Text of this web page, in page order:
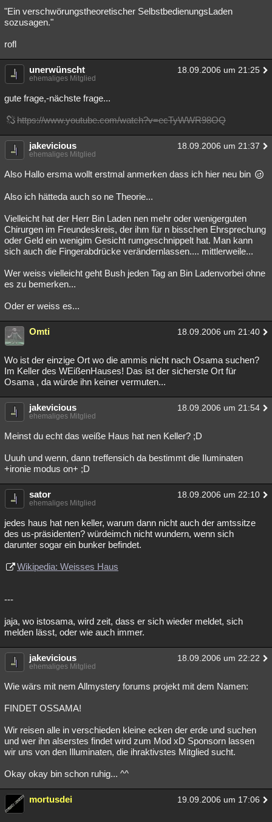
"Ein verschwörungstheoretischer SelbstbedienungsLaden
sozusagen."
rofl
unerwünscht 18.09.2006 um 21:25
ehemaliges Mitglied
gute frage,-nächste frage...
https://www.youtube.com/watch?v=ecTyWWR98OQ
jakevicious 18.09.2006 um 21:37
ehemaliges Mitglied
Also Hallo ersma wollt erstmal anmerken dass ich hier neu bin
Also ich hätteda auch so ne Theorie...
Vielleicht hat der Herr Bin Laden nen mehr oder wenigerguten
Chirurgen im Freundeskreis, der ihm für n bisschen Ehrsprechung
oder Geld ein wenigim Gesicht rumgeschnippelt hat. Man kann
sich auch die Fingerabdrücke verändernlassen.... mittlerweile...
Wer weiss vielleicht geht Bush jeden Tag an Bin Ladenvorbei ohne
es zu bemerken...
Oder er weiss es...
Omti 18.09.2006 um 21:40
Wo ist der einzige Ort wo die ammis nicht nach Osama suchen?
Im Keller des WEißenHauses! Das ist der sicherste Ort für
Osama , da würde ihn keiner vermuten...
jakevicious 18.09.2006 um 21:54
ehemaliges Mitglied
Meinst du echt das weiße Haus hat nen Keller? ;D
Uuuh und wenn, dann treffensich da bestimmt die Iluminaten
+ironie modus on+ ;D
sator 18.09.2006 um 22:10
ehemaliges Mitglied
jedes haus hat nen keller, warum dann nicht auch der amtssitze
des us-präsidenten? würdeimch nicht wundern, wenn sich
darunter sogar ein bunker befindet.
Wikipedia: Weisses Haus
---
jaja, wo istosama, wird zeit, dass er sich wieder meldet, sich
melden lässt, oder wie auch immer.
jakevicious 18.09.2006 um 22:22
ehemaliges Mitglied
Wie wärs mit nem Allmystery forums projekt mit dem Namen:
FINDET OSSAMA!
Wir reisen alle in verschieden kleine ecken der erde und suchen
und wer ihn alserstes findet wird zum Mod xD Sponsorn lassen
wir uns von den Illuminaten, die ihraktivstes Mitglied sucht.
Okay okay bin schon ruhig... ^^
mortusdei 19.09.2006 um 17:06